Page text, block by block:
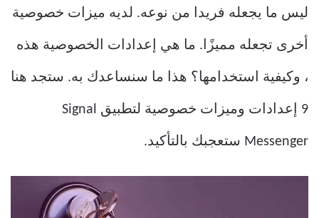
ليس ما يجعله فريدا من نوعه. لديه ميزات خصوصية
أخرى تجعله مميزًا. ما هي إعدادات الخصوصية هذه
، وكيفية استخدامها؟ هذا ما سنساعدك به. ستجد هنا
9 إعدادات وميزات خصوصية لتطبيق Signal
Messenger ستعجبك بالتأكيد.